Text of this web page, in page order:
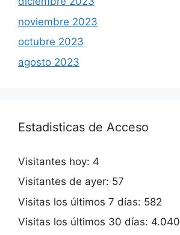
noviembre 2023
octubre 2023
agosto 2023
Estadisticas de Acceso
Visitantes hoy: 4
Visitantes de ayer: 57
Visitas los últimos 7 días: 582
Visitas los últimos 30 días: 4.040